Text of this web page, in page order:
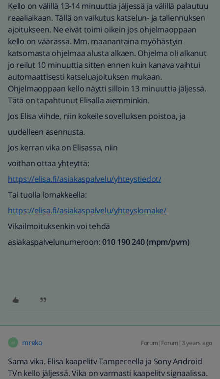
Kello on välillä 13-14 minuuttia jäljessä ja välillä palautuu
reaaliaikaan. Tällä on vaikutus katselun- ja tallennuksen
ajoitukseen. Ne eivät toimi oikein jos ohjelmaoppaan
kello on väärässä. Mm. maanantaina myöhästyin
katsomasta ohjelmaa alusta alkaen. Ohjelma oli alkanut
jo reilut 10 minuuttia sitten ennen kuin kanava vaihtui
automaattisesti katseluajoituksen mukaan.
Ohjelmaoppaan kello näytti silloin 13 minuuttia jäljessä.
Tätä on tapahtunut Elisalla aiemminkin.
Jos Elisa viihde, niin kokeile sovelluksen poistoa, ja
uudelleen asennusta.
Jos kerran vika on Elisassa, niin
voithan ottaa yhteyttä:
https://elisa.fi/asiakaspalvelu/yhteystiedot/
Tai tuolla lomakkeella:
https://elisa.fi/asiakaspalvelu/yhteyslomake/
Vikailmoituksenkin voi tehdä
asiakaspalvelunumeroon:010 190 240 (mpm/pvm)​
M mreko Forum|Forum|3 years ago
Sama vika. Elisa kaapelitv Tampereella ja Sony Android
TVn kello jäljessä. Vika on varmasti kaapelitv signaalissa.